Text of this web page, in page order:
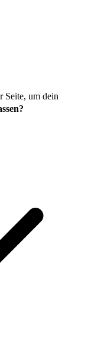
Seite, um dein